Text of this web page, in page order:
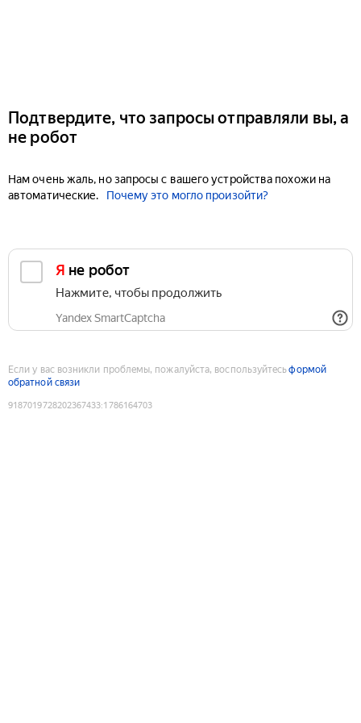
Подтвердите, что запросы отправляли вы, а
не робот
Нам очень жаль, но запросы с вашего устройства похожи на
автоматические.
Почему это могло произойти?
Я не робот
Нажмите, чтобы продолжить
Yandex SmartCaptcha
Если у вас возникли проблемы, пожалуйста, воспользуйтесьформой
обратной связи
9187019728202367433:1786164703